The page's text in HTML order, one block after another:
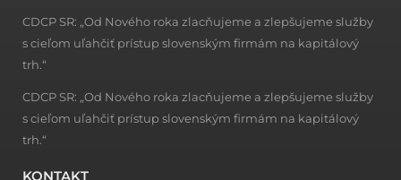
CDCP SR: „Od Nového roka zlacňujeme a zlepšujeme služby
s cieľom uľahčiť prístup slovenským firmám na kapitálový
trh.“
CDCP SR: „Od Nového roka zlacňujeme a zlepšujeme služby
s cieľom uľahčiť prístup slovenským firmám na kapitálový
trh.“
KONTAKT